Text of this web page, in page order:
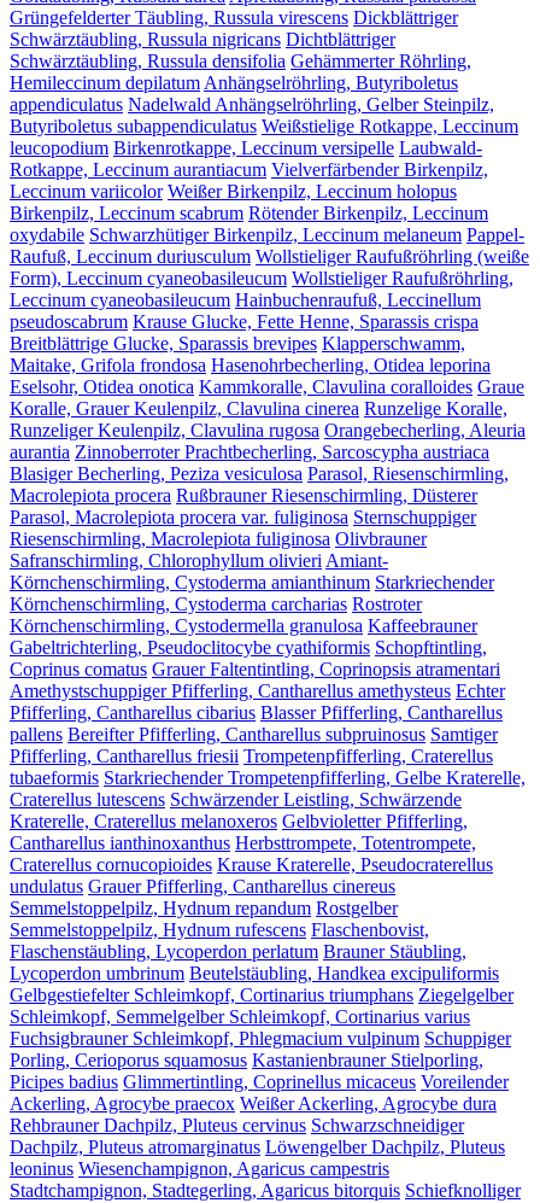
Grüngefelderter Täubling, Russula virescens Dickblättriger
Schwärztäubling, Russula nigricans Dichtblättriger
Schwärztäubling, Russula densifolia Gehämmerter Röhrling,
Hemileccinum depilatumAnhängselröhrling, Butyriboletus
appendiculatus Nadelwald Anhängselröhrling, Gelber Steinpilz,
Butyriboletus subappendiculatus Weißstielige Rotkappe, Leccinum
leucopodium Birkenrotkappe, Leccinum versipelle Laubwald-
Rotkappe, Leccinum aurantiacum Vielverfärbender Birkenpilz,
Leccinum variicolor Weißer Birkenpilz, Leccinum holopus
Birkenpilz, Leccinum scabrum Rötender Birkenpilz, Leccinum
oxydabile Schwarzhütiger Birkenpilz, Leccinum melaneum Pappel-
Raufuß, Leccinum duriusculum Wollstieliger Raufußröhrling (weiße
Form), Leccinum cyaneobasileucum Wollstieliger Raufußröhrling,
Leccinum cyaneobasileucum Hainbuchenraufuß, Leccinellum
pseudoscabrum Krause Glucke, Fette Henne, Sparassis crispa
Breitblättrige Glucke, Sparassis brevipes Klapperschwamm,
Maitake, Grifola frondosa Hasenohrbecherling, Otidea leporina
Eselsohr, Otidea onotica Kammkoralle, Clavulina coralloides Graue
Koralle, Grauer Keulenpilz, Clavulina cinerea Runzelige Koralle,
Runzeliger Keulenpilz, Clavulina rugosa Orangebecherling, Aleuria
aurantia Zinnoberroter Prachtbecherling, Sarcoscypha austriaca
Blasiger Becherling, Peziza vesiculosa Parasol, Riesenschirmling,
Macrolepiota procera Rußbrauner Riesenschirmling, Düsterer
Parasol, Macrolepiota procera var. fuliginosa Sternschuppiger
Riesenschirmling, Macrolepiota fuliginosa Olivbrauner
Safranschirmling, Chlorophyllum olivieriAmiant-
Körnchenschirmling, Cystoderma amianthinum Starkriechender
Körnchenschirmling, Cystoderma carcharias Rostroter
Körnchenschirmling, Cystodermella granulosa Kaffeebrauner
Gabeltrichterling, Pseudoclitocybe cyathiformis Schopftintling,
Coprinus comatus Grauer Faltentintling, Coprinopsis atramentari
Amethystschuppiger Pfifferling, Cantharellus amethysteus Echter
Pfifferling, Cantharellus cibarius Blasser Pfifferling, Cantharellus
pallens Bereifter Pfifferling, Cantharellus subpruinosus Samtiger
Pfifferling, Cantharellus friesii Trompetenpfifferling, Craterellus
tubaeformis Starkriechender Trompetenpfifferling, Gelbe Kraterelle,
Craterellus lutescens Schwärzender Leistling, Schwärzende
Kraterelle, Craterellus melanoxeros Gelbvioletter Pfifferling,
Cantharellus ianthinoxanthus Herbsttrompete, Totentrompete,
Craterellus cornucopioides Krause Kraterelle, Pseudocraterellus
undulatus Grauer Pfifferling, Cantharellus cinereus
Semmelstoppelpilz, Hydnum repandum Rostgelber
Semmelstoppelpilz, Hydnum rufescens Flaschenbovist,
Flaschenstäubling, Lycoperdon perlatum Brauner Stäubling,
Lycoperdon umbrinum Beutelstäubling, Handkea excipuliformis
Gelbgestiefelter Schleimkopf, Cortinarius triumphans Ziegelgelber
Schleimkopf, Semmelgelber Schleimkopf, Cortinarius varius
Fuchsigbrauner Schleimkopf, Phlegmacium vulpinum Schuppiger
Porling, Cerioporus squamosus Kastanienbrauner Stielporling,
Picipes badius Glimmertintling, Coprinellus micaceus Voreilender
Ackerling, Agrocybe praecox Weißer Ackerling, Agrocybe dura
Rehbrauner Dachpilz, Pluteus cervinus Schwarzschneidiger
Dachpilz, Pluteus atromarginatus Löwengelber Dachpilz, Pluteus
leoninus Wiesenchampignon, Agaricus campestris
Stadtchampignon, Stadtegerling, Agaricus bitorquis Schiefknolliger